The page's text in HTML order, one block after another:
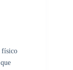
físico